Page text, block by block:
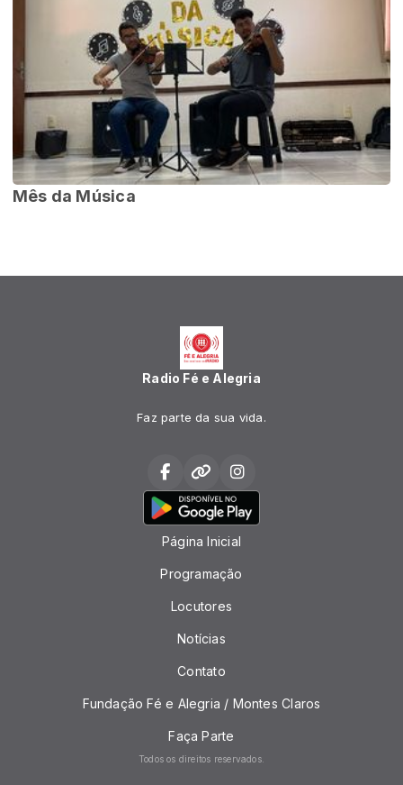
Mês da Música
Radio Fé e Alegria
Faz parte da sua vida.
Página Inicial
Programação
Locutores
Notícias
Contato
Fundação Fé e Alegria / Montes Claros
Faça Parte
Todos os direitos reservados.